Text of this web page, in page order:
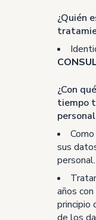
¿Quién
¿Con
tiempo
sus
personal.
años
principio